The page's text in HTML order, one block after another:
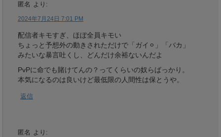
匿名 より:
2024年7月24日 7:01 PM
配信者キモすぎ、ほぼ全員キモい
ちょっと予想外の動きされただけで「ガイ⚪︎」「バカ」
みたいな暴言吐くし、どんだけ余裕ないんだよ
PvPに命でも賭けてんの？ってくらいの奴らばっかり。
本気になるのは良いけど最低限の人間性は保とうや。
返信
匿名 より: